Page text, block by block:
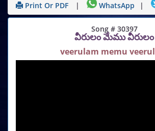
Print Or PDF
| WhatsApp |
Song # 30397
వీరులం మేము వీరులం
veerulam memu